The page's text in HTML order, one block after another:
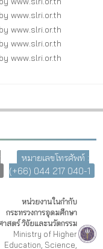
หมายเลขโทรศัพท์ :
(+66) 044 217 040-1
หน่วยงานในกำกับ
กระทรวงการอุดมศึกษา
าสตร์ วิจัยและนวัตกรรม
Ministry of Higher
Education, Science,